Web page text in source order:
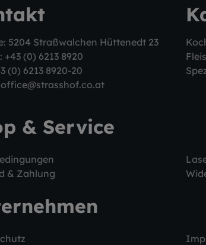
5204 Straßwalchen Hüttenedt 23
+43 (0) 6213 8920
(0) 6213 8920-20
office@strasshof.co.at
& Service
& Zahlung